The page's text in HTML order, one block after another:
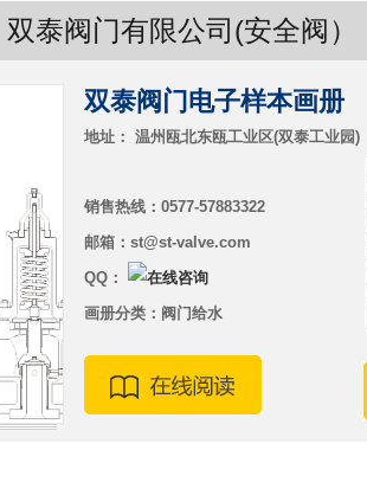
双泰阀门有限公司(安全阀）
双泰阀门电子样本画册
地址： 温州瓯北东瓯工业区(双泰工业园)
销售热线：0577-57883322
邮箱：st@st-valve.com
QQ：
画册分类：阀门给水